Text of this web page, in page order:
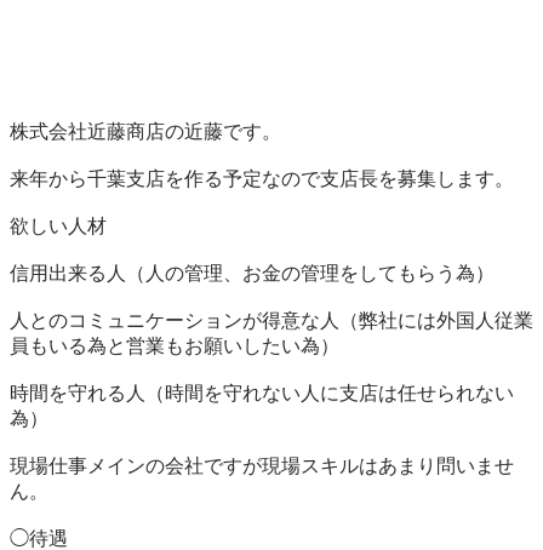
株式会社近藤商店の近藤です。
来年から千葉支店を作る予定なので支店長を募集します。
欲しい人材
信用出来る人（人の管理、お金の管理をしてもらう為）
人とのコミュニケーションが得意な人（弊社には外国人従業
員もいる為と営業もお願いしたい為）
時間を守れる人（時間を守れない人に支店は任せられない
為）
現場仕事メインの会社ですが現場スキルはあまり問いませ
ん。
◯待遇